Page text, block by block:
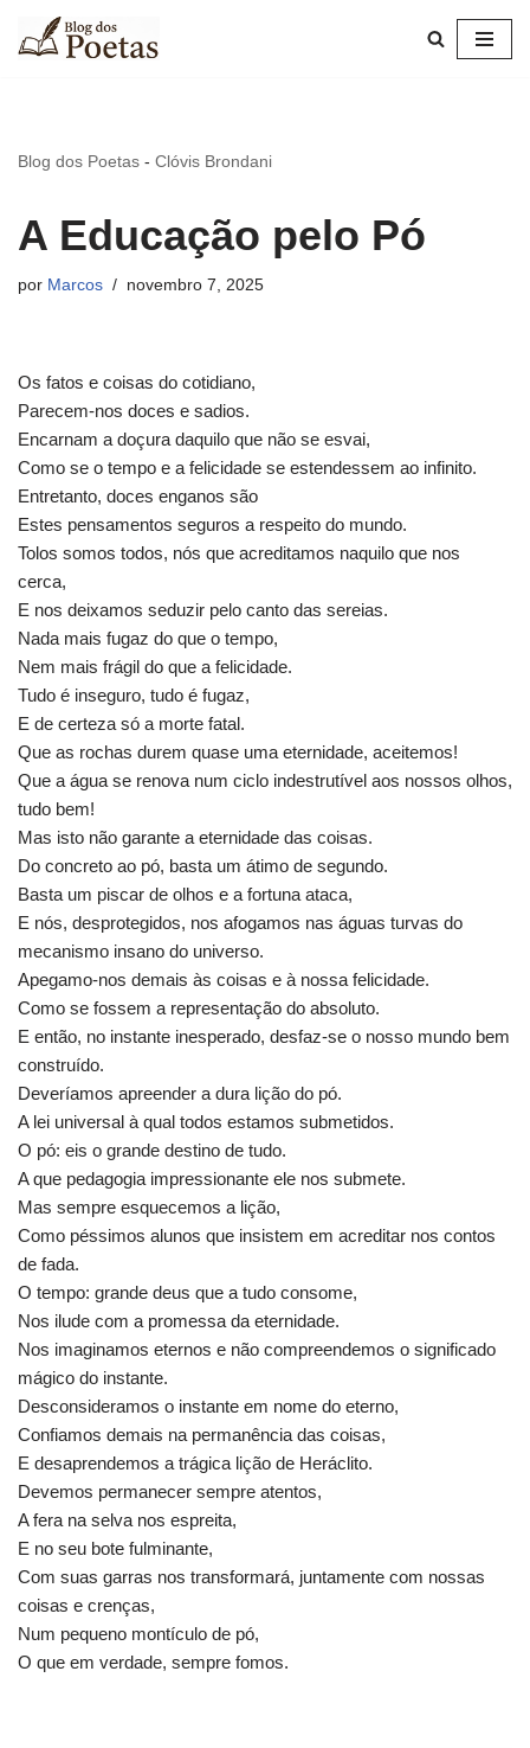
Pular
Blog dos Poetas - Clóvis Brondani
A Educação pelo Pó
por Marcos novembro 7, 2025
Os fatos e coisas do cotidiano,
Parecem-nos doces e sadios.
Encarnam a doçura daquilo que não se esvai,
Como se o tempo e a felicidade se estendessem ao infinito.
Entretanto, doces enganos são
Estes pensamentos seguros a respeito do mundo.
Tolos somos todos, nós que acreditamos naquilo que nos
cerca,
E nos deixamos seduzir pelo canto das sereias.
Nada mais fugaz do que o tempo,
Nem mais frágil do que a felicidade.
Tudo é inseguro, tudo é fugaz,
E de certeza só a morte fatal.
Que as rochas durem quase uma eternidade, aceitemos!
Que a água se renova num ciclo indestrutível aos nossos olhos,
tudo bem!
Mas isto não garante a eternidade das coisas.
Do concreto ao pó, basta um átimo de segundo.
Basta um piscar de olhos e a fortuna ataca,
E nós, desprotegidos, nos afogamos nas águas turvas do
mecanismo insano do universo.
Apegamo-nos demais às coisas e à nossa felicidade.
Como se fossem a representação do absoluto.
E então, no instante inesperado, desfaz-se o nosso mundo bem
construído.
Deveríamos apreender a dura lição do pó.
A lei universal à qual todos estamos submetidos.
O pó: eis o grande destino de tudo.
A que pedagogia impressionante ele nos submete.
Mas sempre esquecemos a lição,
Como péssimos alunos que insistem em acreditar nos contos
de fada.
O tempo: grande deus que a tudo consome,
Nos ilude com a promessa da eternidade.
Nos imaginamos eternos e não compreendemos o significado
mágico do instante.
Desconsideramos o instante em nome do eterno,
Confiamos demais na permanência das coisas,
E desaprendemos a trágica lição de Heráclito.
Devemos permanecer sempre atentos,
A fera na selva nos espreita,
E no seu bote fulminante,
Com suas garras nos transformará, juntamente com nossas
coisas e crenças,
Num pequeno montículo de pó,
O que em verdade, sempre fomos.